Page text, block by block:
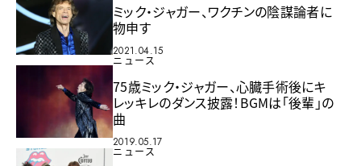
ミック・ジャガー、ワクチンの陰謀論者に
物申す
2021.04.15
ニュース
75歳ミック・ジャガー、心臓手術後にキ
レッキレのダンス披露！BGMは「後輩」の
曲
2019.05.17
ニュース